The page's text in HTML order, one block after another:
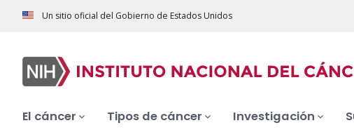
Un sitio oficial del Gobierno de Estados Unidos
El cáncer Tipos de cáncer Investigación